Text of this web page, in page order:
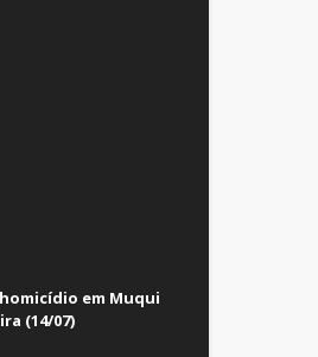
em Muqui
(14/07)